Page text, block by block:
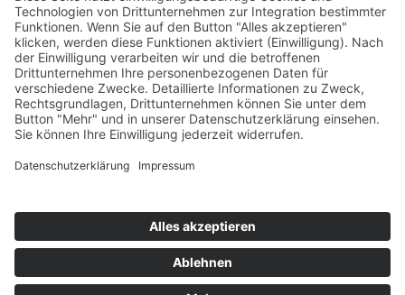
Ausschnitt: Hand Gottes und die Hand Adams,
bearbeitet. Fresko. Rom, Vatikan, Cappella Sistina (Foto
vor der Restaurierung).
(2) Titelblatt von Galileis Dialog über die zwei
Weltsysteme. 1632 wurde Galileis Dialog "Über die zwei
wichtigsten Weltsysteme, das ptolemäische und das
kopernikanische" in Florenz veröffentlicht. Das hier zu
sehende Titelbild zeigt eine fiktive Gesprächsszene
Ptolemäus (ca. 100 - 160 n. Chr.) und Kopernikus (1473 -
1543). Quelle: Wikimedia Commons (Public Domain,
File: Galilei-weltsysteme 1-621x85.jpg).